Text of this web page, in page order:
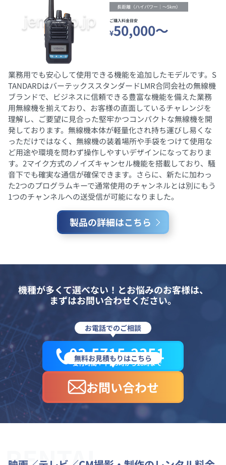
長距離（ハイパワー｜～5km）
ご購入料金目安
¥50,000～
業務用でも安心して使用できる機能を追加したモデルです。S
TANDARDはバーテックススタンダードLMR合同会社の無線機
ブランドで、ビジネスに信頼できる豊富な機能を備えた業務
用無線機を揃えており、お客様の直面しているチャレンジを
理解し、ご要望に見合った堅牢かつコンパクトな無線機を開
発しております。無線機本体が軽量化され持ち運びし易くな
っただけではなく、無線機の装着場所や手袋をつけて使用な
ど用途や環境を問わず操作しやすいデザインになっておりま
す。2マイク方式のノイズキャンセル機能を搭載しており、騒
音下でも確実な通信が確保できます。さらに、新たに加わっ
た2つのプログラムキーで通常使用のチャンネルとは別にもう
1つのチャンネルへの送受信が可能になりました。
製品の詳細はこちら
機種が多くて選べない！とお悩みのお客様は、
まずはお問い合わせください。
お電話でのご相談
03-5715-2351
受付時間：平日9時から18時まで
無料お見積もりはこちら
お問い合わせ